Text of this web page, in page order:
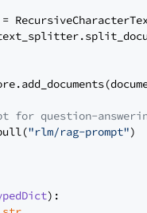
for question-
"rlm/rag-prompt")
):